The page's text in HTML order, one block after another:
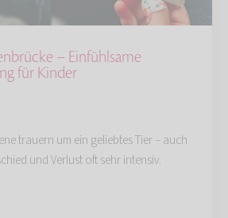
– Einfühlsame
für Kinder
trauern um ein geliebtes Tier – auch
und Verlust oft sehr intensiv.